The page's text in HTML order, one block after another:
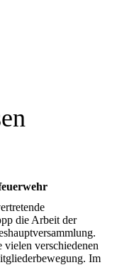
die Arbeit der
verschiedenen
Im